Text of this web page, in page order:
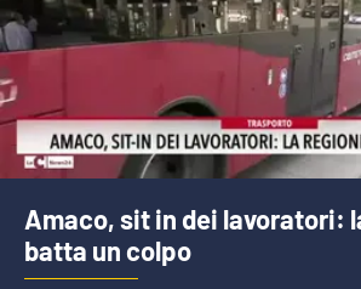
Amaco, sit in dei lavoratori:
batta un colpo